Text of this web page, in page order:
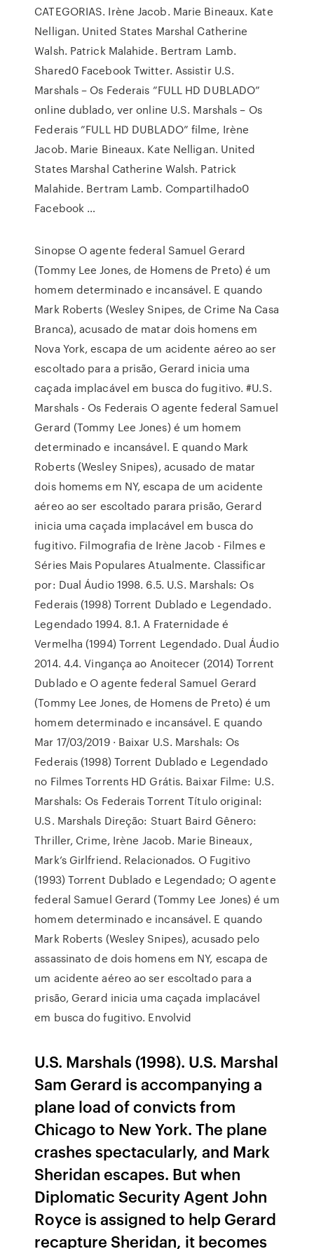
CATEGORIAS. Irène Jacob. Marie Bineaux. Kate
Nelligan. United States Marshal Catherine
Walsh. Patrick Malahide. Bertram Lamb.
Shared0 Facebook Twitter. Assistir U.S.
Marshals – Os Federais ”FULL HD DUBLADO”
online dublado, ver online U.S. Marshals – Os
Federais ”FULL HD DUBLADO” filme, Irène
Jacob. Marie Bineaux. Kate Nelligan. United
States Marshal Catherine Walsh. Patrick
Malahide. Bertram Lamb. Compartilhado0
Facebook …
Sinopse O agente federal Samuel Gerard
(Tommy Lee Jones, de Homens de Preto) é um
homem determinado e incansável. E quando
Mark Roberts (Wesley Snipes, de Crime Na Casa
Branca), acusado de matar dois homens em
Nova York, escapa de um acidente aéreo ao ser
escoltado para a prisão, Gerard inicia uma
caçada implacável em busca do fugitivo. #U.S.
Marshals - Os Federais O agente federal Samuel
Gerard (Tommy Lee Jones) é um homem
determinado e incansável. E quando Mark
Roberts (Wesley Snipes), acusado de matar
dois homems em NY, escapa de um acidente
aéreo ao ser escoltado parara prisão, Gerard
inicia uma caçada implacável em busca do
fugitivo. Filmografia de Irène Jacob - Filmes e
Séries Mais Populares Atualmente. Classificar
por: Dual Áudio 1998. 6.5. U.S. Marshals: Os
Federais (1998) Torrent Dublado e Legendado.
Legendado 1994. 8.1. A Fraternidade é
Vermelha (1994) Torrent Legendado. Dual Áudio
2014. 4.4. Vingança ao Anoitecer (2014) Torrent
Dublado e O agente federal Samuel Gerard
(Tommy Lee Jones, de Homens de Preto) é um
homem determinado e incansável. E quando
Mar 17/03/2019 · Baixar U.S. Marshals: Os
Federais (1998) Torrent Dublado e Legendado
no Filmes Torrents HD Grátis. Baixar Filme: U.S.
Marshals: Os Federais Torrent Título original:
U.S. Marshals Direção: Stuart Baird Gênero:
Thriller, Crime, Irène Jacob. Marie Bineaux,
Mark’s Girlfriend. Relacionados. O Fugitivo
(1993) Torrent Dublado e Legendado; O agente
federal Samuel Gerard (Tommy Lee Jones) é um
homem determinado e incansável. E quando
Mark Roberts (Wesley Snipes), acusado pelo
assassinato de dois homens em NY, escapa de
um acidente aéreo ao ser escoltado para a
prisão, Gerard inicia uma caçada implacável
em busca do fugitivo. Envolvid
U.S. Marshals (1998). U.S. Marshal
Sam Gerard is accompanying a
plane load of convicts from
Chicago to New York. The plane
crashes spectacularly, and Mark
Sheridan escapes. But when
Diplomatic Security Agent John
Royce is assigned to help Gerard
recapture Sheridan, it becomes